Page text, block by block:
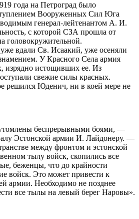
года на Петроград было
Вооруженных Сил Юга
генерал-лейтенантом А. И.
с которой СЗА прошла от
головокружительной.
вдали Св. Исаакий, уже осеняли
У Красного Села армия
изрядно истощивших ее. Из
свежие силы красных.
решился Юденич, ни в коей мере не
беспрерывными боями, —
Эстонской армии И. Лайдонеру. —
между фронтом и эстонской
тылу войск, скопились все
беженцы, что до крайности
войск. Это может привести к
армии. Необходимо не позднее
все тылы на левый берег Наровы».